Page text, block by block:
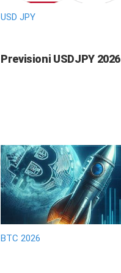
USD JPY
Previsioni USDJPY 2026
BTC 2026